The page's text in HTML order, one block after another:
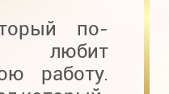
по-
любит
работу.